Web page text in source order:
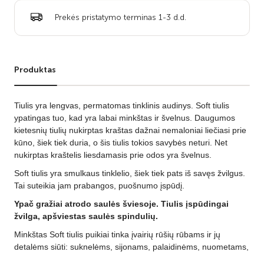
Prekės pristatymo terminas 1-3 d.d.
Produktas
Tiulis yra lengvas, permatomas tinklinis audinys. Soft tiulis
ypatingas tuo, kad yra labai minkštas ir švelnus. Daugumos
kietesnių tiulių nukirptas kraštas dažnai nemaloniai liečiasi prie
kūno, šiek tiek duria, o šis tiulis tokios savybės neturi. Net
nukirptas kraštelis liesdamasis prie odos yra švelnus.
Soft tiulis yra smulkaus tinklelio, šiek tiek pats iš savęs žvilgus.
Tai suteikia jam prabangos, puošnumo įspūdį.
Ypač gražiai atrodo saulės šviesoje. Tiulis įspūdingai
žvilga, apšviestas saulės spindulių.
Minkštas Soft tiulis puikiai tinka įvairių rūšių rūbams ir jų
detalėms siūti: suknelėms, sijonams, palaidinėms, nuometams,